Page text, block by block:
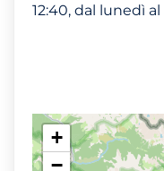
12:40, dal lunedì
+
−